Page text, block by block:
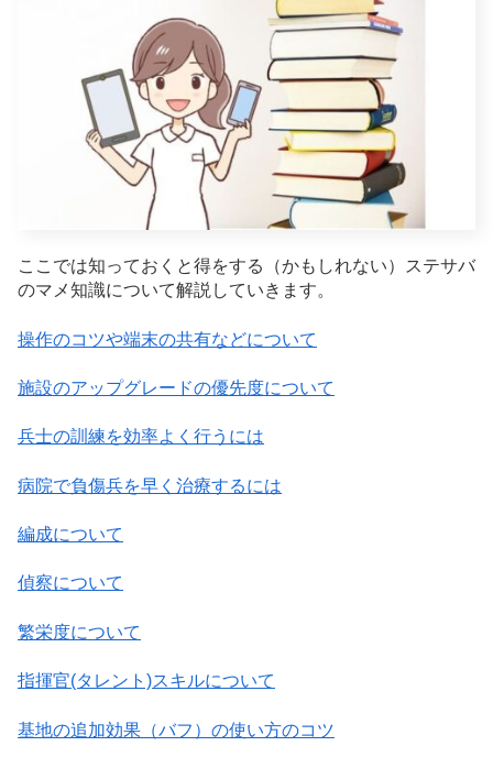
ここでは知っておくと得をする（かもしれない）ステサバ
のマメ知識について解説していきます。
操作のコツや端末の共有などについて
施設のアップグレードの優先度について
兵士の訓練を効率よく行うには
病院で負傷兵を早く治療するには
編成について
偵察について
繁栄度について
指揮官(タレント)スキルについて
基地の追加効果（バフ）の使い方のコツ